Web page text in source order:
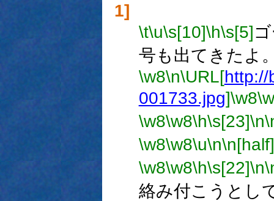
1]
\t\u\s[10]\h\s[5]
号も出てきたよ
\w8\n\URL[http://
001733.jpg]\w8
\w8\w8\h\s[23]\n
\w8\w8\u\n\n[half]
\w8\w8\h\s[22]\n
絡み付こうとし